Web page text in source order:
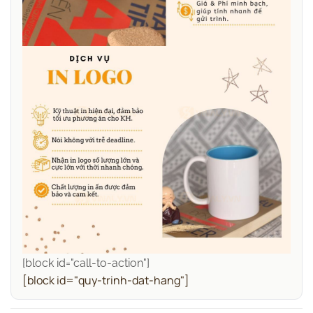
[block id="call-to-action"]
[block id="quy-trinh-dat-hang"]